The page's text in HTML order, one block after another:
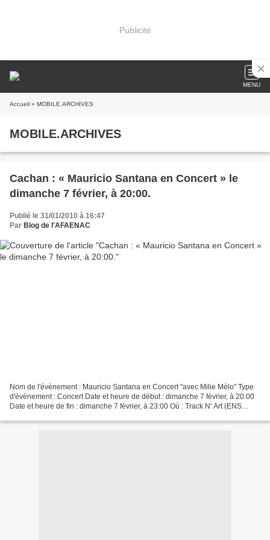
Publicité
MENU
Accueil » MOBILE.ARCHIVES
MOBILE.ARCHIVES
Cachan : « Mauricio Santana en Concert » le
dimanche 7 février, à 20:00.
Publié le 31/01/2010 à 16:47
Par Blog de l'AFAENAC
Nom de l'évènement : Mauricio Santana en Concert "avec Milie Mélo" Type
d'évènement : Concert Date et heure de début : dimanche 7 février, à 20:00
Date et heure de fin : dimanche 7 février, à 23:00 Où : Track N' Art (ENS